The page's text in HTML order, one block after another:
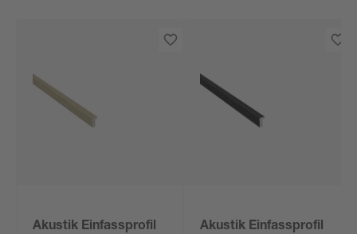
Akustik Einfassprofil
Akustik Einfassprofil